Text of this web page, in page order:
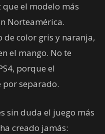
el modelo más
Norteamérica.
color gris y naranja,
el mango. No te
porque el
separado.
sin duda el juego más
creado jamás: